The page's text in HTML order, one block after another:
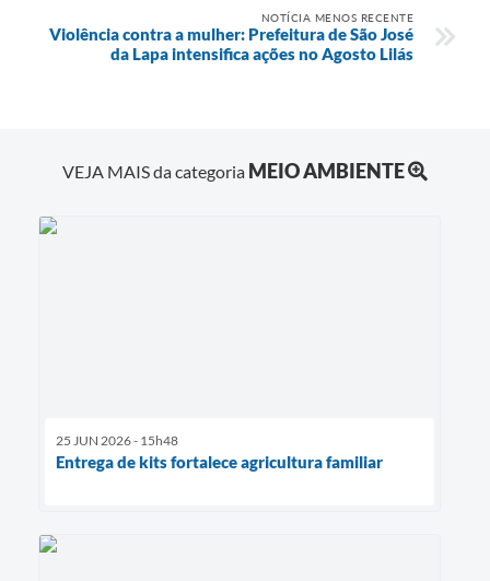
NOTÍCIA MENOS RECENTE
Violência contra a mulher: Prefeitura de São José
da Lapa intensifica ações no Agosto Lilás
VEJA MAIS da categoria MEIO AMBIENTE
25 JUN 2026 - 15h48
Entrega de kits fortalece agricultura familiar